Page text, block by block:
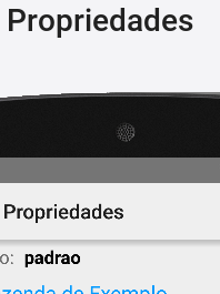
Propriedades